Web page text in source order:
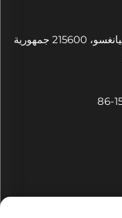
7 شارع تشينغزا الأوسط، بلدة يانغشي، جيانغسو، 215600 جمهورية